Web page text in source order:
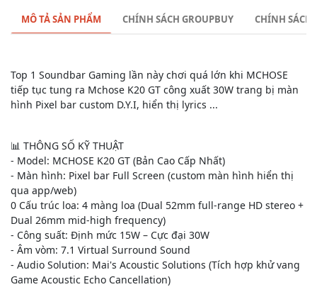
MÔ TẢ SẢN PHẨM CHÍNH SÁCH GROUPBUY CHÍNH SÁCH
Top 1 Soundbar Gaming lần này chơi quá lớn khi MCHOSE
tiếp tục tung ra Mchose K20 GT công xuất 30W trang bị màn
hình Pixel bar custom D.Y.I, hiển thị lyrics ...
📊 THÔNG SỐ KỸ THUẬT
- Model: MCHOSE K20 GT (Bản Cao Cấp Nhất)
- Màn hình: Pixel bar Full Screen (custom màn hình hiển thị
qua app/web)
0 Cấu trúc loa: 4 màng loa (Dual 52mm full-range HD stereo +
Dual 26mm mid-high frequency)
- Công suất: Định mức 15W – Cực đại 30W
- Âm vòm: 7.1 Virtual Surround Sound
- Audio Solution: Mai's Acoustic Solutions (Tích hợp khử vang
Game Acoustic Echo Cancellation)